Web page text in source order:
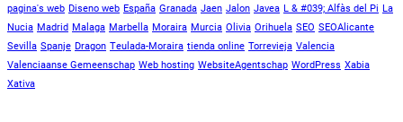
pagina's web Diseno web España Granada Jaen Jalon Javea L & #039; Alfàs del Pi La
Nucia Madrid Malaga Marbella Moraira Murcia Olivia Orihuela SEO SEOAlicante
Sevilla Spanje Dragon Teulada-Moraira tienda online Torrevieja Valencia
Valenciaanse Gemeenschap Web hosting WebsiteAgentschap WordPress Xabia
Xativa